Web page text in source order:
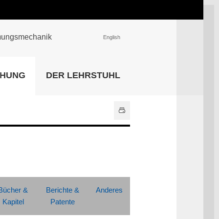
Universitätsbibliothek
English
DER LEHRSTUHL
&
Kapitel
Berichte &
Patente
Anderes